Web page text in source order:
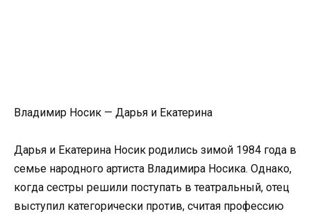
Владимир Носик — Дарья и Екатерина
Дарья и Екатерина Носик родились зимой 1984 года в
семье народного артиста Владимира Носика. Однако,
когда сестры решили поступать в театральный, отец
выступил категорически против, считая профессию